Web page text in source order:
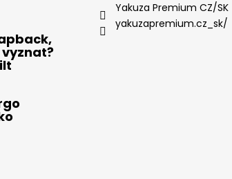
Yakuza Premium CZ/SK
yakuzapremium.cz_sk/